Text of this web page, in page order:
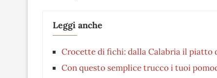
Leggi anche
Crocette di fichi: dalla Calabria il piatto
Con questo semplice trucco i tuoi